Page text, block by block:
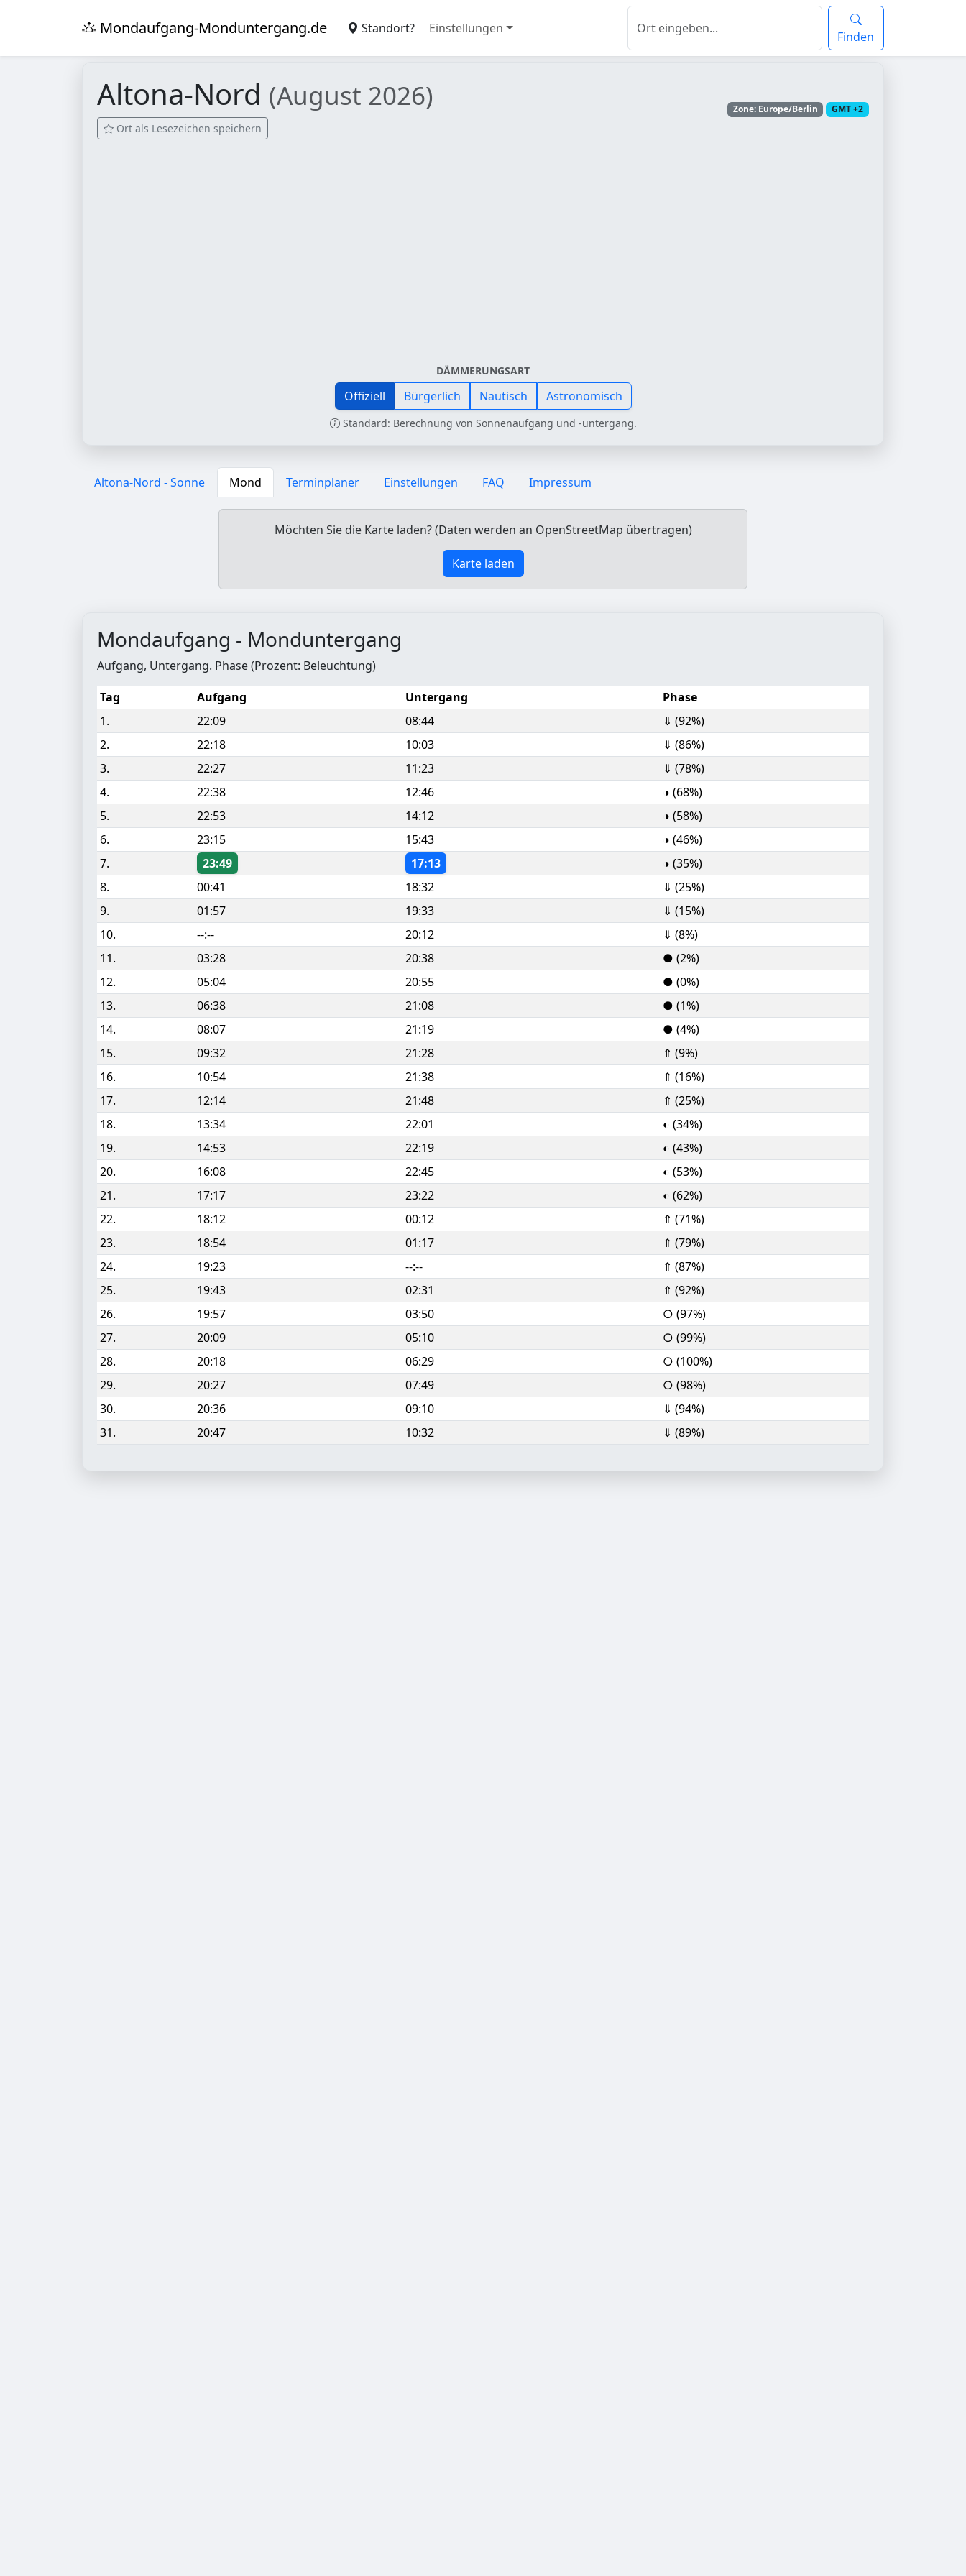
Mondaufgang-Monduntergang.de Standort? Einstellungen
Finden
Altona-Nord (August 2026)
Ort als Lesezeichen speichern
Zone: Europe/Berlin GMT +2
DÄMMERUNGSART
Offiziell Bürgerlich Nautisch Astronomisch
Standard: Berechnung von Sonnenaufgang und -untergang.
Altona-Nord - Sonne Mond Terminplaner Einstellungen FAQ Impressum
Möchten Sie die Karte laden? (Daten werden an OpenStreetMap übertragen)
Karte laden
Mondaufgang - Monduntergang
Aufgang, Untergang. Phase (Prozent: Beleuchtung)
Tag
Aufgang Untergang
Phase
1.
22:09 08:44
⇓ (92%)
2.
22:18 10:03
⇓ (86%)
3.
22:27 11:23
⇓ (78%)
4.
22:38 12:46
◑ (68%)
5.
22:53 14:12
◑ (58%)
6.
23:15 15:43
◑ (46%)
7.
23:49 17:13
◑ (35%)
8.
00:41 18:32
⇓ (25%)
9.
01:57 19:33
⇓ (15%)
10.
--:-- 20:12
⇓ (8%)
11.
03:28 20:38
● (2%)
12.
05:04 20:55
● (0%)
13.
06:38 21:08
● (1%)
14.
08:07 21:19
● (4%)
15.
09:32 21:28
⇑ (9%)
16.
10:54 21:38
⇑ (16%)
17.
12:14 21:48
⇑ (25%)
18.
13:34 22:01
◐ (34%)
19.
14:53 22:19
◐ (43%)
20.
16:08 22:45
◐ (53%)
21.
17:17 23:22
◐ (62%)
22.
18:12 00:12
⇑ (71%)
23.
18:54 01:17
⇑ (79%)
24.
19:23 --:--
⇑ (87%)
25.
19:43 02:31
⇑ (92%)
26.
19:57 03:50
○ (97%)
27.
20:09 05:10
○ (99%)
28.
20:18 06:29
○ (100%)
29.
20:27 07:49
○ (98%)
30.
20:36 09:10
⇓ (94%)
31.
20:47 10:32 ⇓ (89%)